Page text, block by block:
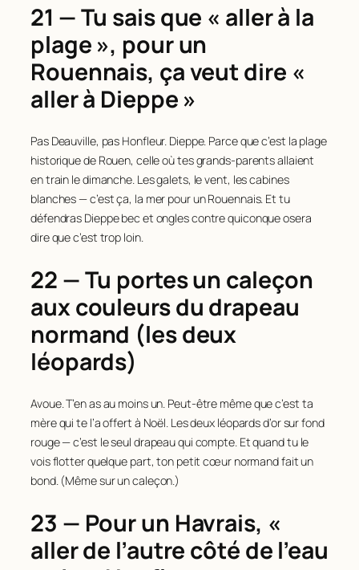
21 — Tu sais que « aller à la
plage », pour un
Rouennais, ça veut dire «
aller à Dieppe »
Pas Deauville, pas Honfleur. Dieppe. Parce que c’est la plage
historique de Rouen, celle où tes grands-parents allaient
en train le dimanche. Les galets, le vent, les cabines
blanches — c’est ça, la mer pour un Rouennais. Et tu
défendras Dieppe bec et ongles contre quiconque osera
dire que c’est trop loin.
22 — Tu portes un caleçon
aux couleurs du drapeau
normand (les deux
léopards)
Avoue. T’en as au moins un. Peut-être même que c’est ta
mère qui te l’a offert à Noël. Les deux léopards d’or sur fond
rouge — c’est le seul drapeau qui compte. Et quand tu le
vois flotter quelque part, ton petit cœur normand fait un
bond. (Même sur un caleçon.)
23 — Pour un Havrais, «
aller de l’autre côté de l’eau